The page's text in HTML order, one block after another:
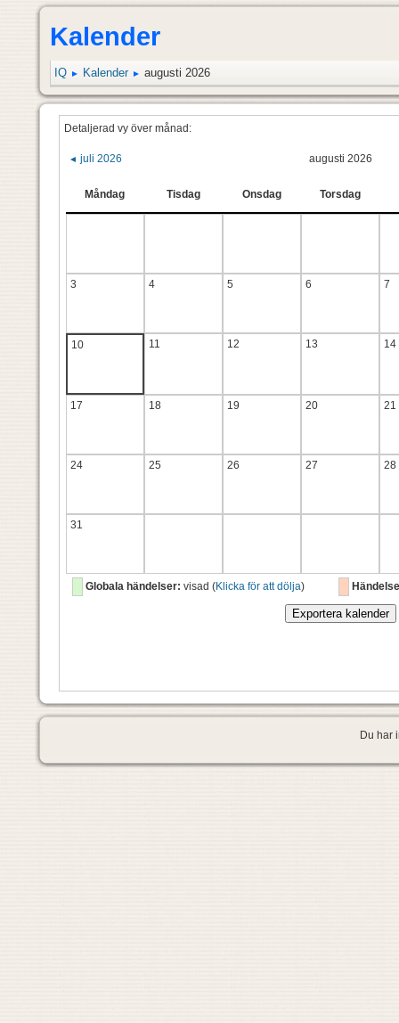
Kalender
IQ ► Kalender ► augusti 2026
Detaljerad vy över månad:
◄ juli 2026 augusti 2026
Måndag Tisdag Onsdag Torsdag
3 4 5 6 7
10 11 12 13 14
17 18 19 20 21
24 25 26 27 28
31
Globala händelser: visad (Klicka för att dölja)
Du har